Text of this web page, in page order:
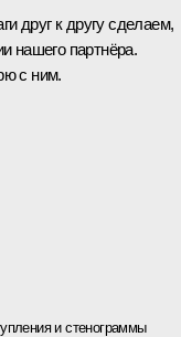
друг к другу сделаем,
нашего партнёра.
с ним.
и стенограммы